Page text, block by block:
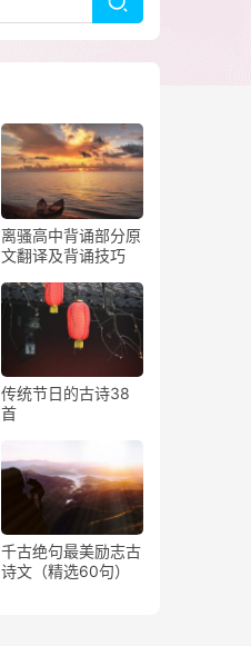
离骚高中背诵部分原
文翻译及背诵技巧
传统节日的古诗38
首
千古绝句最美励志古
诗文（精选60句）